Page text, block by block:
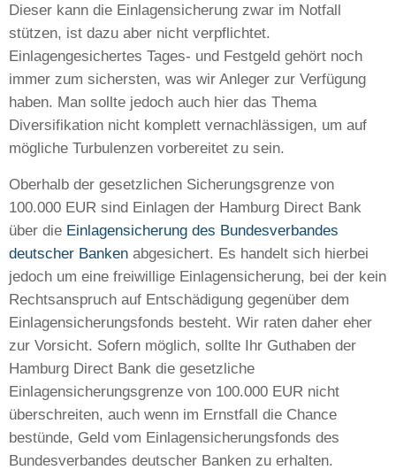
Dieser kann die Einlagensicherung zwar im Notfall
stützen, ist dazu aber nicht verpflichtet.
Einlagengesichertes Tages- und Festgeld gehört noch
immer zum sichersten, was wir Anleger zur Verfügung
haben. Man sollte jedoch auch hier das Thema
Diversifikation nicht komplett vernachlässigen, um auf
mögliche Turbulenzen vorbereitet zu sein.
Oberhalb der gesetzlichen Sicherungsgrenze von
100.000 EUR sind Einlagen der Hamburg Direct Bank
über die Einlagensicherung des Bundesverbandes
deutscher Banken abgesichert. Es handelt sich hierbei
jedoch um eine freiwillige Einlagensicherung, bei der kein
Rechtsanspruch auf Entschädigung gegenüber dem
Einlagensicherungsfonds besteht. Wir raten daher eher
zur Vorsicht. Sofern möglich, sollte Ihr Guthaben der
Hamburg Direct Bank die gesetzliche
Einlagensicherungsgrenze von 100.000 EUR nicht
überschreiten, auch wenn im Ernstfall die Chance
bestünde, Geld vom Einlagensicherungsfonds des
Bundesverbandes deutscher Banken zu erhalten.